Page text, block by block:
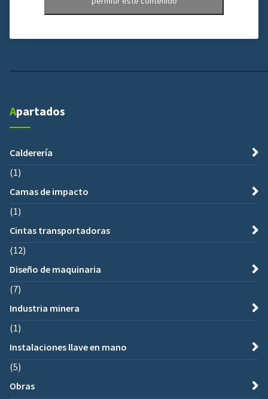
Apartados
Calderería
(1)
Camas de impacto
(1)
Cintas transportadoras
(12)
Diseño de maquinaria
(7)
Industria minera
(1)
Instalaciones llave en mano
(5)
Obras